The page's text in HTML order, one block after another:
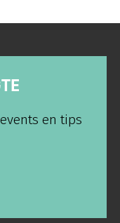
en tips